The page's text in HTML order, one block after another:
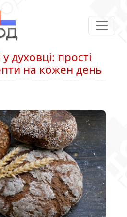
духовці: прості
на кожен день